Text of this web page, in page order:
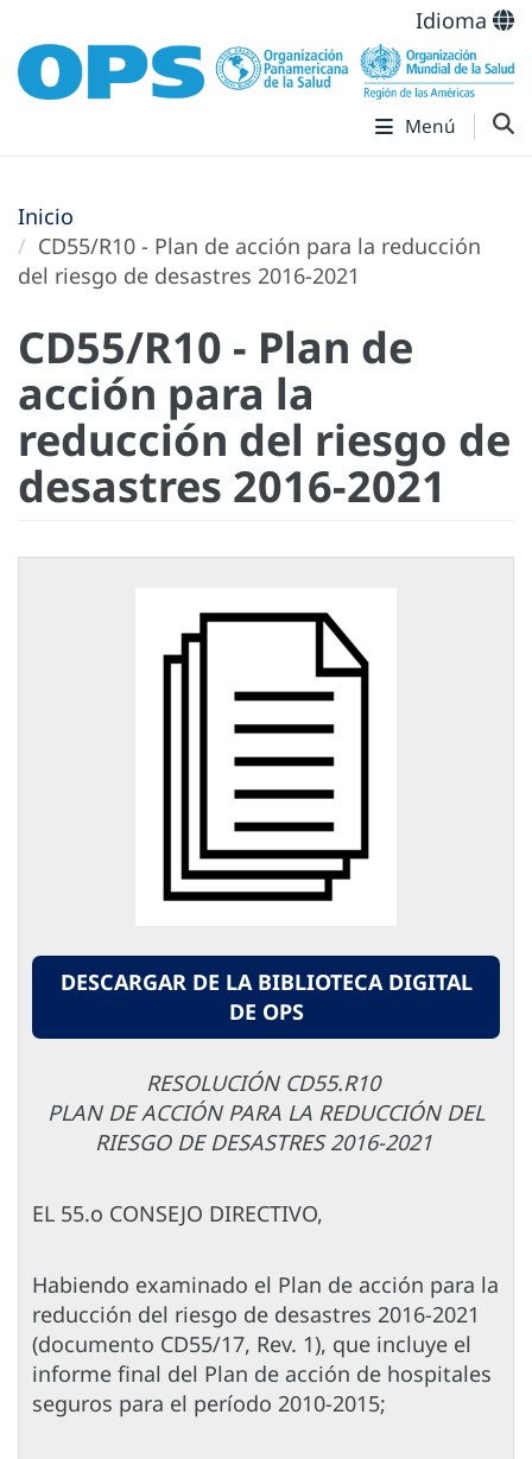
Idioma
Menú
Inicio
CD55/R10 - Plan de acción para la reducción
del riesgo de desastres 2016-2021
CD55/R10 - Plan de
acción para la
reducción del riesgo de
desastres 2016-2021
DESCARGAR DE LA BIBLIOTECA DIGITAL
DE OPS
RESOLUCIÓN CD55.R10
PLAN DE ACCIÓN PARA LA REDUCCIÓN DEL
RIESGO DE DESASTRES 2016-2021
EL 55.o CONSEJO DIRECTIVO,
Habiendo examinado el Plan de acción para la
reducción del riesgo de desastres 2016-2021
(documento CD55/17, Rev. 1), que incluye el
informe final del Plan de acción de hospitales
seguros para el período 2010-2015;